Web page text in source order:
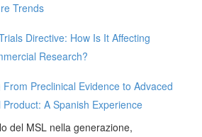
Trends
Directive: How Is It Affecting
Research?
Preclinical Evidence to Advaced
A Spanish Experience
del MSL nella generazione,